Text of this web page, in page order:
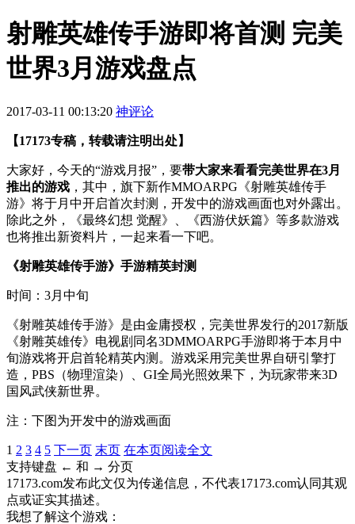
射雕英雄传手游即将首测 完美
世界3月游戏盘点
2017-03-11 00:13:20 神评论
【17173专稿，转载请注明出处】
大家好，今天的“游戏月报”，要带大家来看看完美世界在3月
推出的游戏 ，其中，旗下新作MMOARPG 《射雕英雄传手
游》将于月中开启首次封测，开发中的游戏画面也对外露出。
除此之外，《最终幻想 觉醒》、《西游伏妖篇》等多款游戏
也将推出新资料片，一起来看一下吧。
《射雕英雄传手游》手游精英封测
时间：3月中旬
《射雕英雄传手游》是由金庸授权，完美世界发行的2017新版
《射雕英雄传》电视剧同名3DMMOARPG手游即将于本月中
旬游戏将开启首轮精英内测。游戏采用完美世界自研引擎打
造，PBS（物理渲染）、GI全局光照效果下，为玩家带来3D
国风武侠新世界。
注：下图为开发中的游戏画面
1 2 3 4 5 下一页 末页 在本页阅读全文
支持键盘 ← 和 → 分页
17173.com发布此文仅为传递信息，不代表17173.com认同其观
点或证实其描述。
我想了解这个游戏：